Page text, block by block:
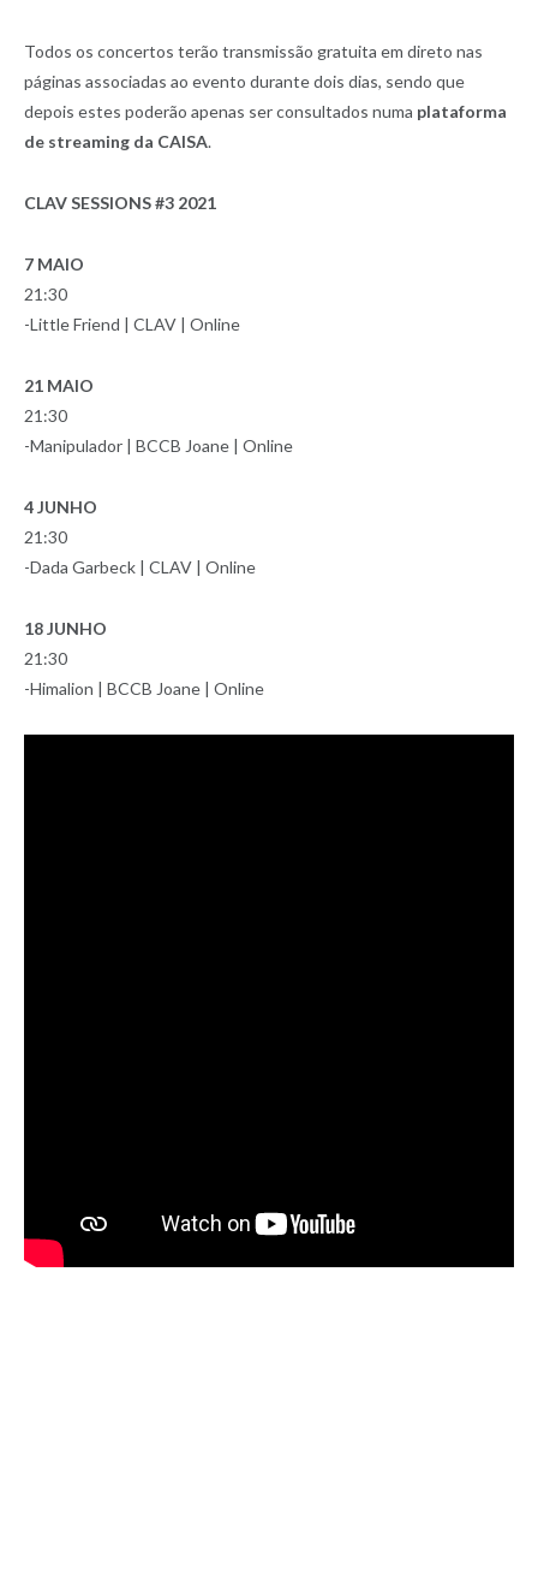
Todos os concertos terão transmissão gratuita em direto nas
páginas associadas ao evento durante dois dias, sendo que
depois estes poderão apenas ser consultados numa plataforma
de streaming da CAISA.
CLAV SESSIONS #3 2021
7 MAIO
21:30
-Little Friend | CLAV | Online
21 MAIO
21:30
-Manipulador | BCCB Joane | Online
4 JUNHO
21:30
-Dada Garbeck | CLAV | Online
18 JUNHO
21:30
-Himalion | BCCB Joane | Online